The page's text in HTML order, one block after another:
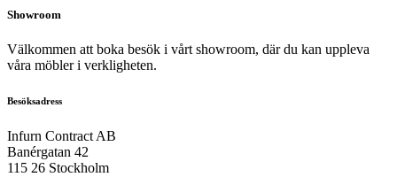
Showroom
Välkommen att boka besök i vårt showroom, där du kan uppleva
våra möbler i verkligheten.
Besöksadress
Infurn Contract AB
Banérgatan 42
115 26 Stockholm